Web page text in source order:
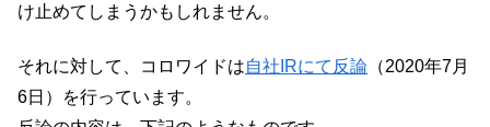
け止めてしまうかもしれません。
それに対して、コロワイドは自社IRにて反論 （2020年7月
6日）を行っています。